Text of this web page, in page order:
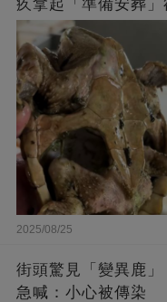
疚拿起「準備安葬」
2025/08/25
街頭驚見「變異鹿
急喊：小心被傳染